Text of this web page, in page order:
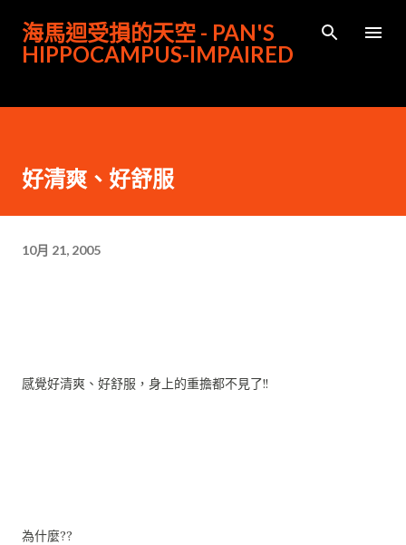
跳到主要內容
海馬迴受損的天空 - PAN'S
HIPPOCAMPUS-IMPAIRED
好清爽、好舒服
10月 21, 2005
感覺好清爽、好舒服，身上的重擔都不見了!!
為什麼??